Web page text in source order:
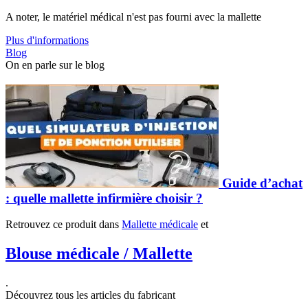
A noter, le matériel médical n'est pas fourni avec la mallette
Plus d'informations
Blog
On en parle sur le blog
Guide d’achat
: quelle mallette infirmière choisir ?
Retrouvez ce produit dans Mallette médicale et
Blouse médicale / Mallette
.
Découvrez tous les articles du fabricant